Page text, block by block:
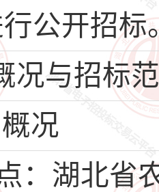
公开招标
况与招标
况
：湖北省